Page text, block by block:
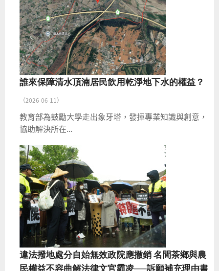
誰來保障清水頂湳居民飲用乾淨地下水的權益？
（2026-06-11）
教育部為鼓勵大學走出象牙塔，發揮專業知識與創意，
協助解決所在...
違法撥地處分自始無效政院應撤銷 名間茶鄉與農
民權益不容曲解法律文官霸凌──訴願補充理由書